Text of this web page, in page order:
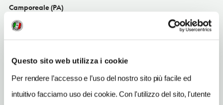
Questo sito web utilizza i cookie
Per rendere l’accesso e l’uso del nostro sito più facile ed
intuitivo facciamo uso dei cookie. Con l'utilizzo del sito, l'utente
Camporeale (PA)
Sicilia IT
092436388